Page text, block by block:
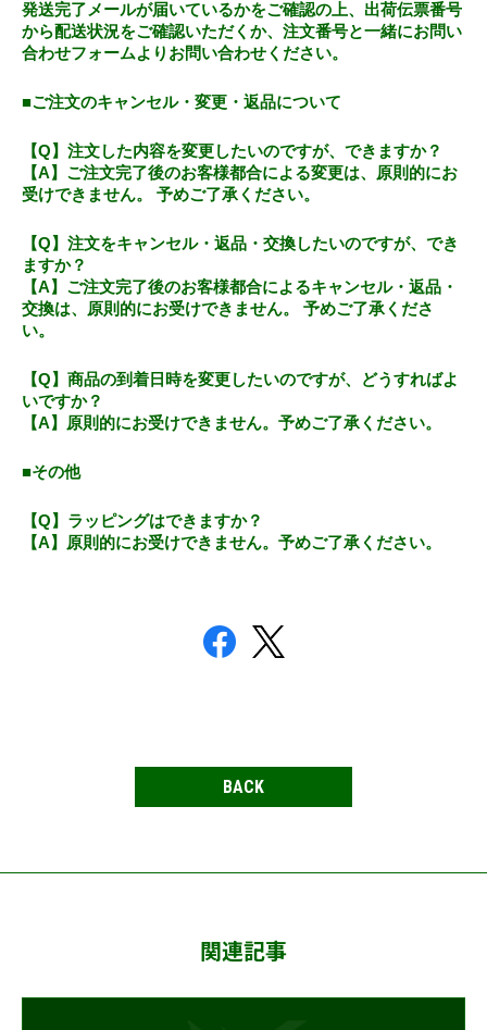
発送完了メールが届いているかをご確認の上、出荷伝票番号
から配送状況をご確認いただくか、注文番号と一緒にお問い
合わせフォームよりお問い合わせください。
■ご注文のキャンセル・変更・返品について
【Q】注文した内容を変更したいのですが、できますか？
【A】ご注文完了後のお客様都合による変更は、原則的にお
受けできません。 予めご了承ください。
【Q】注文をキャンセル・返品・交換したいのですが、でき
ますか？
【A】ご注文完了後のお客様都合によるキャンセル・返品・
交換は、原則的にお受けできません。 予めご了承くださ
い。
【Q】商品の到着日時を変更したいのですが、どうすればよ
いですか？
【A】原則的にお受けできません。予めご了承ください。
■その他
【Q】ラッピングはできますか？
【A】原則的にお受けできません。予めご了承ください。
BACK
関連記事